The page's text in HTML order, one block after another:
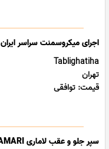
اجرای میکروسمنت سراسر ایران
Tablighatiha
تهران
قیمت: توافقی
سپر جلو و عقب لاماری LAMARI